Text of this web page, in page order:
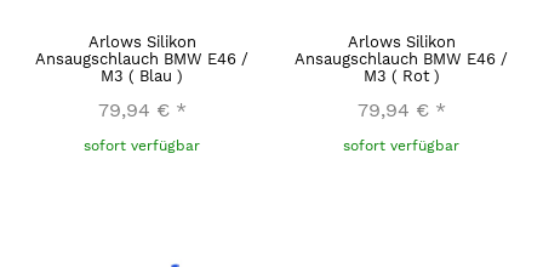
Arlows Silikon
Ansaugschlauch BMW E46 /
M3 ( Blau )
79,94 € *
sofort verfügbar
Arlows Silikon
Ansaugschlauch BMW E46 /
M3 ( Rot )
79,94 € *
sofort verfügbar